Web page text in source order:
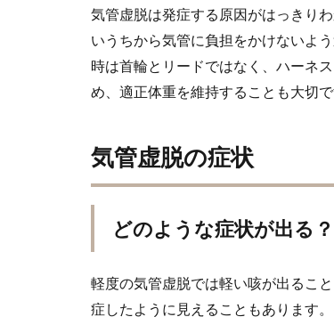
気管虚脱は発症する原因がはっきり
いうちから気管に負担をかけないよ
時は首輪とリードではなく、ハーネ
め、適正体重を維持することも大切で
気管虚脱の症状
どのような症状が出る？
軽度の気管虚脱では軽い咳が出るこ
症したように見えることもあります